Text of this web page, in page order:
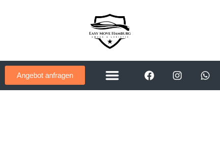
Angebot anfragen